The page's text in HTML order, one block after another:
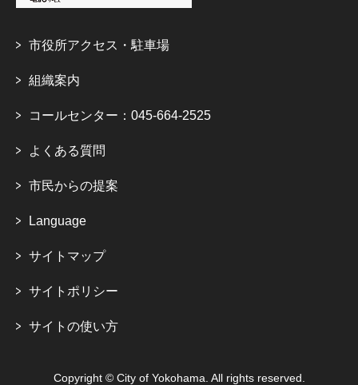
市役所アクセス・駐車場
組織案内
コールセンター：045-664-2525
よくある質問
市民からの提案
Language
サイトマップ
サイトポリシー
サイトの使い方
Copyright © City of Yokohama. All rights reserved.